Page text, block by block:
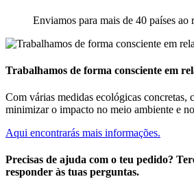
Enviamos para mais de 40 países ao
Trabalhamos de forma consciente em
Com várias medidas ecológicas concretas,
minimizar o impacto no meio ambiente e
Aqui encontrarás mais informações.
Precisas de ajuda com o teu pedido?
responder às tuas perguntas.